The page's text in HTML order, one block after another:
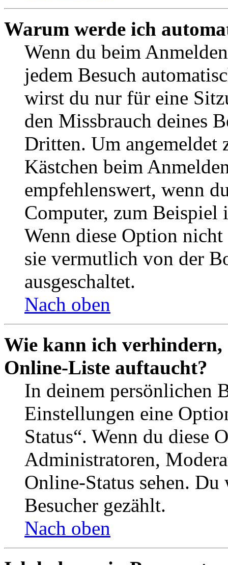
Warum werde ich
Wenn du beim
jedem Besuch
wirst du nur für eine
den Missbrauch deines
Dritten. Um angemeldet
Kästchen beim
empfehlenswert, wenn
Computer, zum Beispiel
Wenn diese Option
sie vermutlich von der
ausgeschaltet.
Nach oben
Wie kann ich verhindern,
Online-Liste auftaucht?
In deinem persönlichen
Einstellungen eine
Status“. Wenn du diese
Administratoren,
Online-Status sehen.
Besucher gezählt.
Nach oben